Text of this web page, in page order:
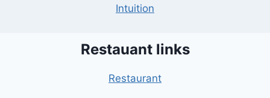
Intuition
Restauant links
Restaurant